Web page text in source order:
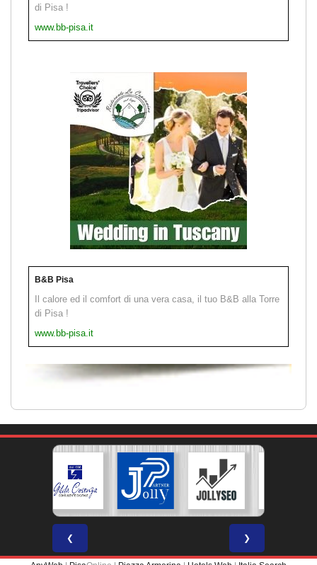
di Pisa !
www.bb-pisa.it
B&B Pisa
Il calore ed il comfort di una vera casa, il tuo B&B alla Torre
di Pisa !
www.bb-pisa.it
❮ ❯